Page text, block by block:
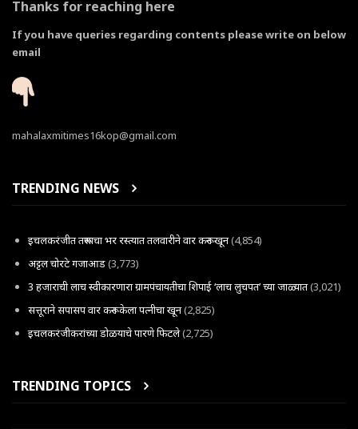
Thanks for reaching here
If you have queries regarding contents please write on below
email
mahalaxmitimes16kop@gmail.com
TRENDING NEWS
इचलकरंजीत तरूणाचा भर रस्त्यात तलवारीने वार करून खून(4,854)
अट्टल चोरटे गजाआड(3,773)
3 हजाराची लाच स्वीकारणारा ग्रामपंचायतीचा शिपाई ‘लाच लुचपत’ च्या जाळ्यात(3,021)
सत्तूराने सपासप वार करून केला पत्नीचा खून(2,825)
इचलकरंजीकरांच्या डोळयाचे पारणे फिटले(2,725)
TRENDING TOPICS